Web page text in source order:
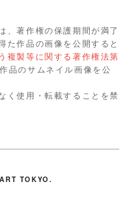
、著作権の保護期間が満了
た作品の画像を公開すると
複製等に関する著作権法第
品のサムネイル画像を公
く使用・転載することを禁
TOKYO.